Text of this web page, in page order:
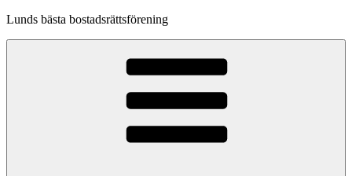
Lunds bästa bostadsrättsförening